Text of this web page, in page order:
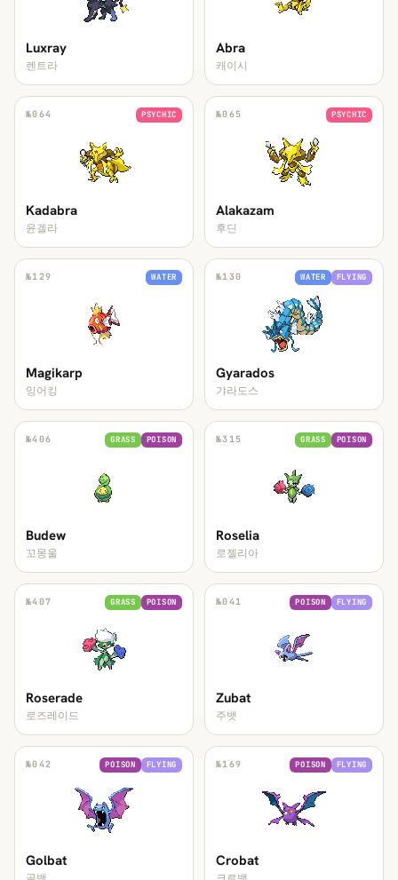
Luxray
렌트라
Abra
캐이시
№064 PSYCHIC
Kadabra
윤겔라
№065 PSYCHIC
Alakazam
후딘
№129 WATER
Magikarp
잉어킹
№130 WATER FLYING
Gyarados
갸라도스
№406 GRASS POISON
Budew
꼬몽울
№315 GRASS POISON
Roselia
로젤리아
№407 GRASS POISON
Roserade
로즈레이드
№041 POISON FLYING
Zubat
주뱃
№042 POISON FLYING
Golbat
№169 POISON FLYING
Crobat